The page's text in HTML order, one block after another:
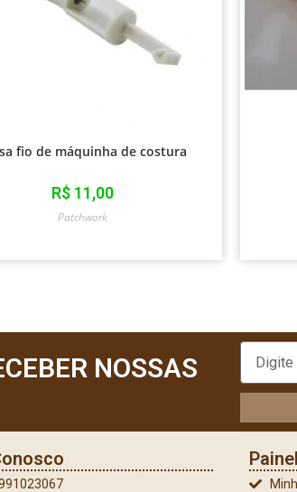
fio de máquinha de costura
R$11,00
Patchwork
NOSSAS